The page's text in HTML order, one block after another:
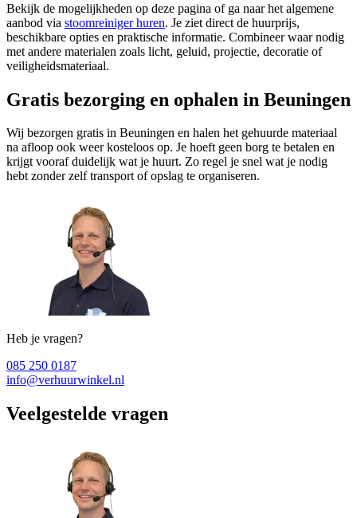
Bekijk de mogelijkheden op deze pagina of ga naar het algemene
aanbod via stoomreiniger huren. Je ziet direct de huurprijs,
beschikbare opties en praktische informatie. Combineer waar nodig
met andere materialen zoals licht, geluid, projectie, decoratie of
veiligheidsmateriaal.
Gratis bezorging en ophalen in Beuningen
Wij bezorgen gratis in Beuningen en halen het gehuurde materiaal
na afloop ook weer kosteloos op. Je hoeft geen borg te betalen en
krijgt vooraf duidelijk wat je huurt. Zo regel je snel wat je nodig
hebt zonder zelf transport of opslag te organiseren.
Heb je vragen?
085 250 0187
info@verhuurwinkel.nl
Veelgestelde vragen